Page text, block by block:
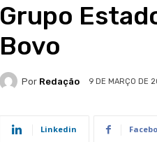
Grupo
Bovo
Por Redação 9 DE MARÇO DE
Linkedin